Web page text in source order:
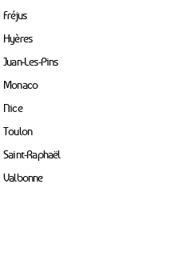
Fréjus
Hyères
Juan-Les-Pins
Monaco
Nice
Toulon
Saint-Raphaël
Valbonne